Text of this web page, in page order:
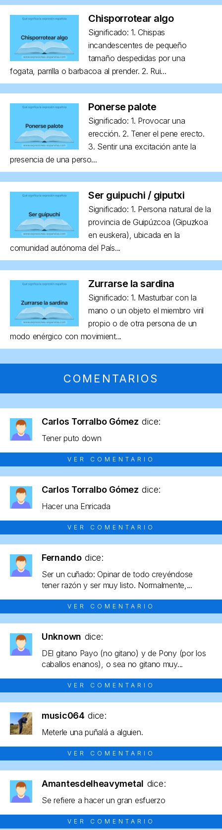
Chisporrotear algo
Significado: 1. Chispas
incandescentes de pequeño
tamaño despedidas por una
fogata, parrilla o barbacoa al prender. 2. Rui...
Ponerse palote
Significado: 1. Provocar una
erección. 2. Tener el pene erecto.
3. Sentir una excitación ante la
presencia de una perso...
Ser guipuchi / giputxi
Significado: 1. Persona natural de la
provincia de Guipúzcoa (Gipuzkoa
en euskera), ubicada en la
comunidad autónoma del País...
Zurrarse la sardina
Significado: 1. Masturbar con la
mano o un objeto el miembro viril
propio o de otra persona de un
modo enérgico con movimient...
COMENTARIOS
Carlos Torralbo Gómez dice:
Tener puto down
VER COMENTARIO
Carlos Torralbo Gómez dice:
Hacer una Enricada
VER COMENTARIO
Fernando dice:
Ser un cuñado: Opinar de todo creyéndose
tener razón y ser muy listo. Normalmente,...
VER COMENTARIO
Unknown dice:
DEl gitano Payo (no gitano) y de Pony (por los
caballos enanos), o sea no gitano muy...
VER COMENTARIO
music064 dice:
Meterle una puñalá a alguien.
VER COMENTARIO
Amantesdelheavymetal dice:
Se refiere a hacer un gran esfuerzo
VER COMENTARIO